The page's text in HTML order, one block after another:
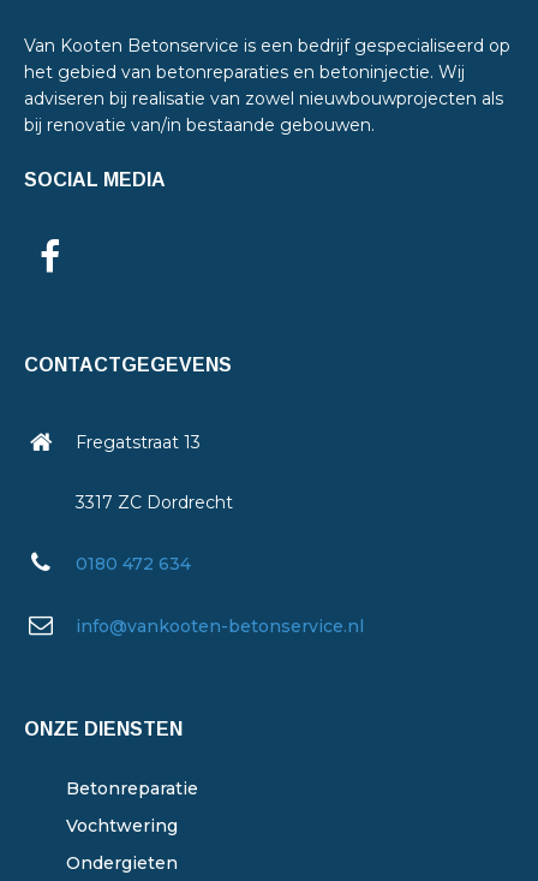
Van Kooten Betonservice is een bedrijf gespecialiseerd op
het gebied van betonreparaties en betoninjectie. Wij
adviseren bij realisatie van zowel nieuwbouwprojecten als
bij renovatie van/in bestaande gebouwen.
SOCIAL MEDIA
CONTACTGEGEVENS
Fregatstraat 13
3317 ZC Dordrecht
0180 472 634
info@vankooten-betonservice.nl
ONZE DIENSTEN
Betonreparatie
Vochtwering
Ondergieten